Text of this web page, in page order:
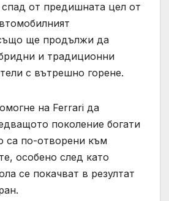
спад от предишната цел от
ще продължи да
и традиционни
с вътрешно горене.
на Ferrari да
поколение богати
са по-отворени към
особено след като
се покачват в резултат